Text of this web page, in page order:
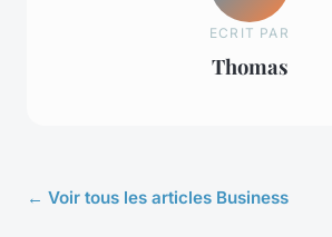
ECRIT PAR
Thomas
← Voir tous les articles Business